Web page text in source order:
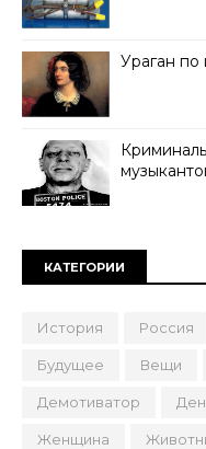
Ураган
КАТЕГОРИИ
История Россия
Будущее Вещи
Демотиватор
Женщина